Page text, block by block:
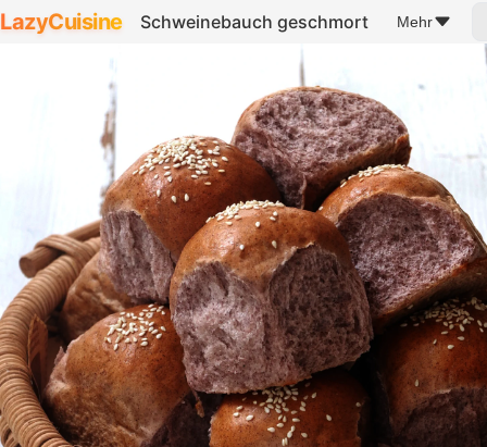
LazyCuisine Schweinebauch geschmort Mehr